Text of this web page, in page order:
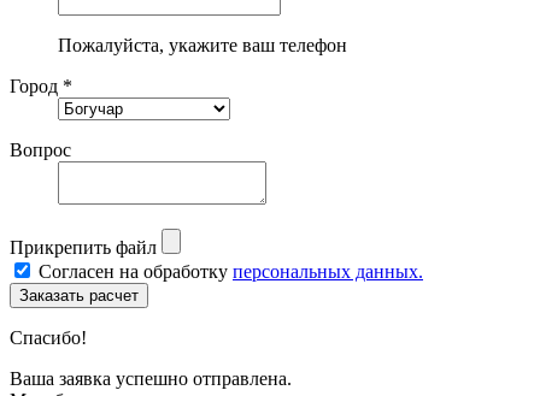
Пожалуйста, укажите ваш телефон
Город *
Вопрос
Прикрепить файл
Согласен на обработку персональных данных.
Спасибо!
Ваша заявка успешно отправлена.